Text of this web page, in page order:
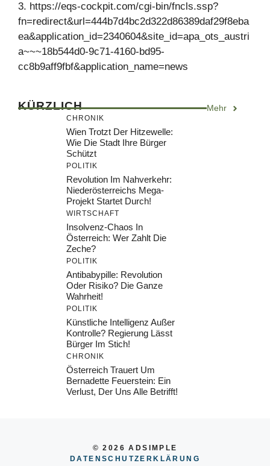
3. https://eqs-cockpit.com/cgi-bin/fncls.ssp?
fn=redirect&url=444b7d4bc2d322d86389daf29f8eba
ea&application_id=2340604&site_id=apa_ots_austri
a~~~18b544d0-9c71-4160-bd95-
cc8b9aff9fbf&application_name=news
KÜRZLICH Mehr
CHRONIK
Wien Trotzt Der Hitzewelle:
Wie Die Stadt Ihre Bürger
Schützt
POLITIK
Revolution Im Nahverkehr:
Niederösterreichs Mega-
Projekt Startet Durch!
WIRTSCHAFT
Insolvenz-Chaos In
Österreich: Wer Zahlt Die
Zeche?
POLITIK
Antibabypille: Revolution
Oder Risiko? Die Ganze
Wahrheit!
POLITIK
Künstliche Intelligenz Außer
Kontrolle? Regierung Lässt
Bürger Im Stich!
CHRONIK
Österreich Trauert Um
Bernadette Feuerstein: Ein
Verlust, Der Uns Alle Betrifft!
© 2026 ADSIMPLE
DATENSCHUTZERKLÄRUNG